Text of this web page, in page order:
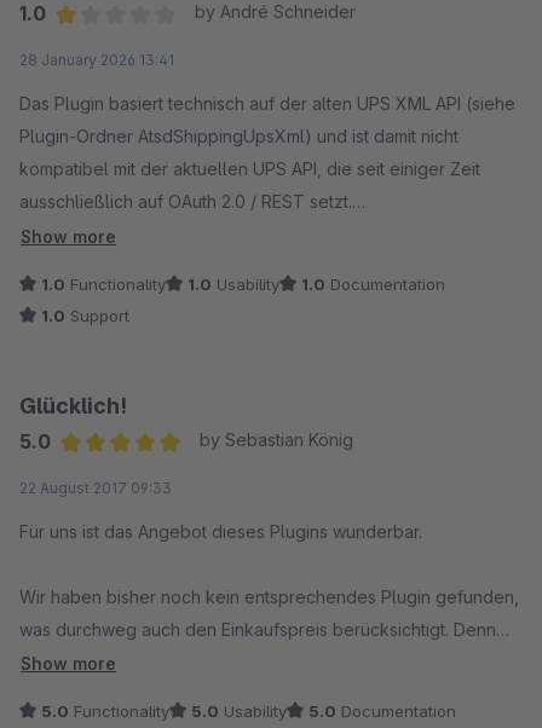
1.0
by André Schneider
28 January 2026 13:41
Das Plugin basiert technisch auf der alten UPS XML API (siehe
Plugin-Ordner AtsdShippingUpsXml) und ist damit nicht
kompatibel mit der aktuellen UPS API, die seit einiger Zeit
ausschließlich auf OAuth 2.0 / REST setzt.
Obwohl in der Plugin-Beschreibung bzw. im Changelog
nicht auf dieses Plugin zu.
keine funktionierende Authentifizierung mit aktuellen UPS-
keine Versandkostenberechnung im Checkout
keine verwertbaren Logs oder Fehlermeldungen
hoher Zeitaufwand bei der Fehlersuche, obwohl das Plugin
Show more
1.0 Functionality 1.0 Usability 1.0 Documentation
1.0 Support
Glücklich!
5.0
by Sebastian König
22 August 2017 09:33
Für uns ist das Angebot dieses Plugins wunderbar.
Wir haben bisher noch kein entsprechendes Plugin gefunden,
was durchweg auch den Einkaufspreis berücksichtigt. Denn
Sonderzonen sind nicht so einfach umzusetzen. Wer will
Show more
5.0 Functionality 5.0 Usability 5.0 Documentation